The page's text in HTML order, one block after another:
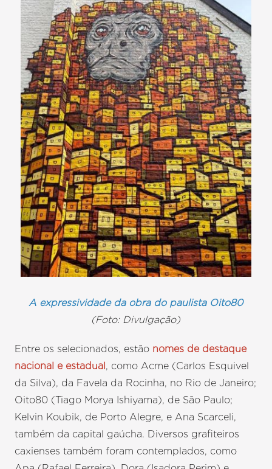
A expressividade da obra do paulista Oito80
(Foto: Divulgação)
Entre os selecionados, estão nomes de destaque
nacional e estadual, como Acme (Carlos Esquivel
da Silva), da Favela da Rocinha, no Rio de Janeiro;
Oito80 (Tiago Morya Ishiyama), de São Paulo;
Kelvin Koubik, de Porto Alegre, e Ana Scarceli,
também da capital gaúcha. Diversos grafiteiros
caxienses também foram contemplados, como